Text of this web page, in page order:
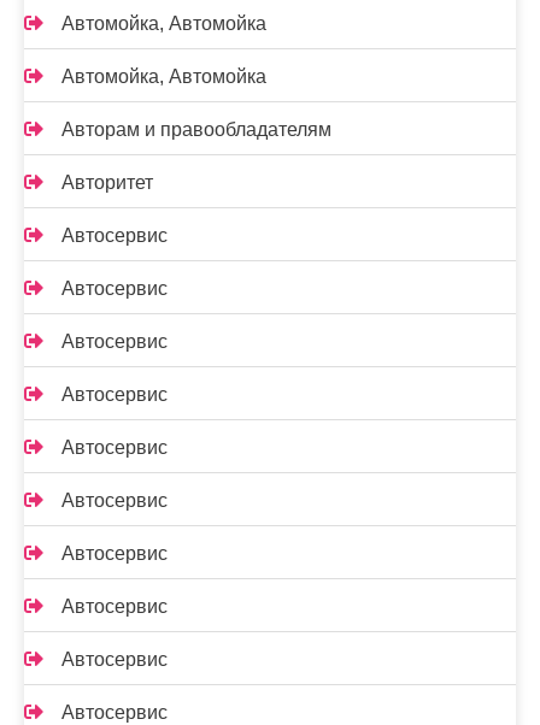
Автомойка, Автомойка
Автомойка, Автомойка
Авторам и правообладателям
Авторитет
Автосервис
Автосервис
Автосервис
Автосервис
Автосервис
Автосервис
Автосервис
Автосервис
Автосервис
Автосервис